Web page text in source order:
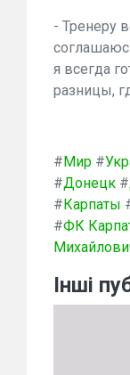
- Тренеру
я всегда
разницы,
#Мир #
#Донецк #
#Карпаты
#ФК
Інші